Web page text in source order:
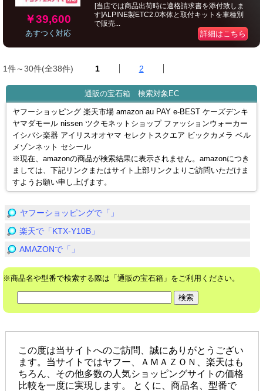
￥39,600
あすつく対応
[当店では商品出荷時に適格請求書を添付致しま
す]ALPINE製ETC2.0本体と取付キットを車種別
で販売...
詳細はこちら
1件～30件(全38件) 1 2
通販の宝石箱 検索対象EC
ヤフーショッピング 楽天市場 amazon au PAY e-BEST ケーズデンキ
ヤマダモール nissen ツクモネットショップ ファッションウォーカー
イシバシ楽器 アイリスオオヤマ セレクトスクエア ビックカメラ ベル
メゾンネット セシール
※現在、amazonの商品が検索結果に表示されません。amazonにつき
ましては、下記リンクまたはサイト上部リンクよりご訪問いただけま
すようお願い申し上げます。
ヤフーショッピングで「」
楽天で「KTX-Y10B」
AMAZONで「」
※商品名や型番で検索する際は「通販の宝石箱」をご利用ください。
この度は当サイトへのご訪問、誠にありがとうござい
ます。当サイトではヤフー、ＡＭＡＺＯＮ、楽天はも
ちろん、その他多数の人気ショッピングサイトの価格
比較を一度に実現します。 とくに、商品名、型番で